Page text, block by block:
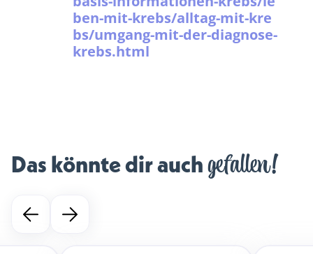
ben-mit-krebs/alltag-mit-kre
bs/umgang-mit-der-diagnose-
krebs.html
Das könnte dir auch gefallen!